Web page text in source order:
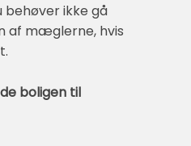
behøver ikke gå
af mæglerne, hvis
boligen til